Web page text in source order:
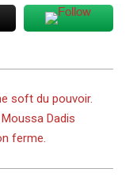
soft du pouvoir.
Dadis
ferme.